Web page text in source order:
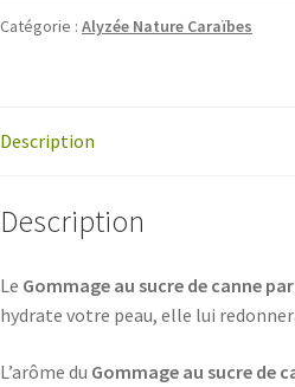
Catégorie : Alyzée Nature Caraïbes
Description
Description
Le Gommage au sucre de canne
hydrate votre peau, elle lui
L’arôme du Gommage au sucre de